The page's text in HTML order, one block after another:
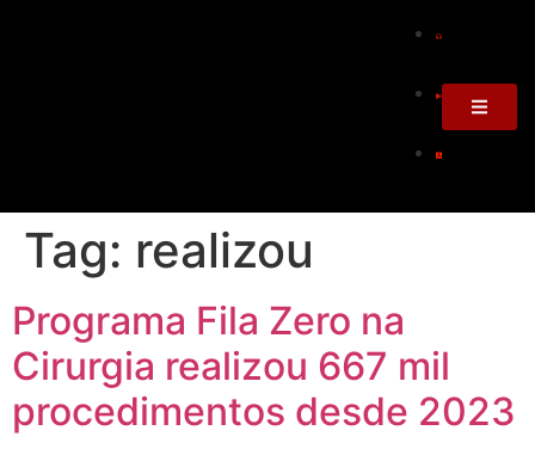
Tag: realizou
Programa Fila Zero na
Cirurgia realizou 667 mil
procedimentos desde 2023